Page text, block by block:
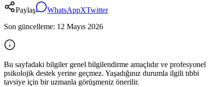
Paylaş WhatsAppXTwitter
Son güncelleme: 12 Mayıs 2026
Bu sayfadaki bilgiler genel bilgilendirme amaçlıdır ve profesyonel
psikolojik destek yerine geçmez. Yaşadığınız durumla ilgili tıbbi
tavsiye için bir uzmanla görüşmeniz önerilir.